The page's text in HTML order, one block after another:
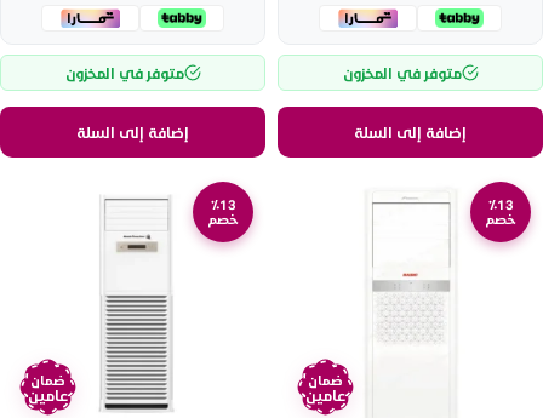
متوفر في المخزون
إضافة إلى السلة
متوفر في المخزون
إضافة إلى السلة
٪13
خصم
ضمان
عامين
٪13
خصم
ضمان
عامين